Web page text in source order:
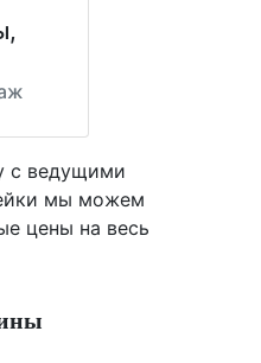
с ведущими
мы можем
цены на весь